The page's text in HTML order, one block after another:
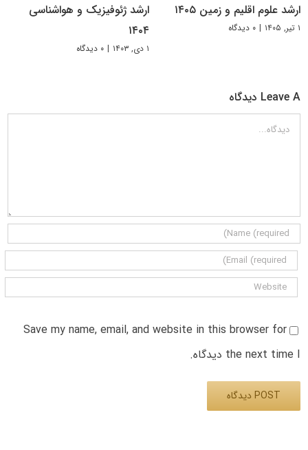
ارشد علوم اقلیم و زمین ۱۴۰۵
۱ تیر, ۱۴۰۵ | ۰ دیدگاه
ارشد ژئوفیزیک و هواشناسی
۱۴۰۴
۱ دی, ۱۴۰۳ | ۰ دیدگاه
Leave A دیدگاه
دیدگاه
Save my name, email, and website in this browser for
the next time I دیدگاه.